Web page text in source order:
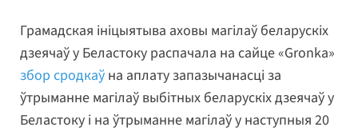
Грамадская ініцыятыва аховы магілаў беларускіх
дзеячаў у Беластоку распачала на сайце «Gronka»
збор сродкаў на аплату запазычанасці за
ўтрыманне магілаў выбітных беларускіх дзеячаў у
Беластоку і на ўтрыманне магілаў у наступныя 20